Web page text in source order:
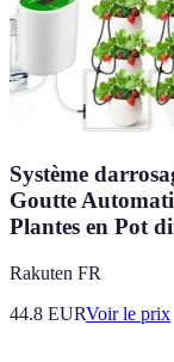
Système
Goutte
Plantes en Pot
Rakuten FR
44.8 EURVoir le prix